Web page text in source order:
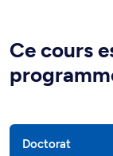
Ce cours
Doctorat